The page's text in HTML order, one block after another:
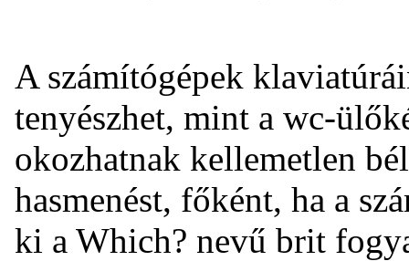
A számítógépek
tenyészhet, mint a wc-
okozhatnak kellemetlen
hasmenést, főként, ha a
ki a Which? nevű brit